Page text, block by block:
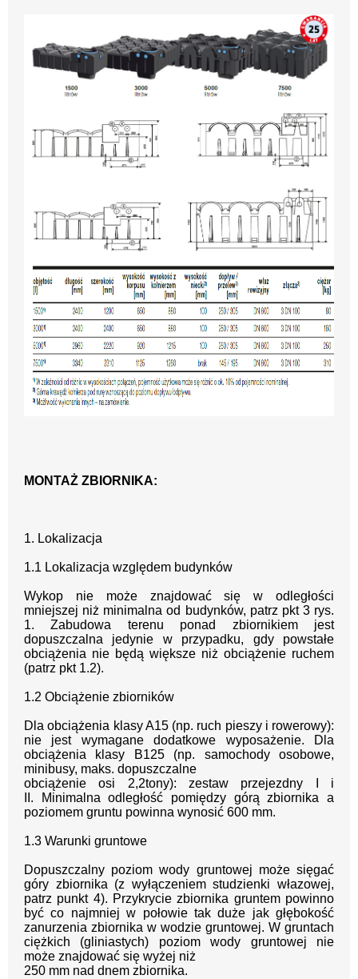
MONTAŻ ZBIORNIKA:
1. Lokalizacja
1.1 Lokalizacja względem budynków
Wykop nie może znajdować się w odległości
mniejszej niż minimalna od budynków, patrz pkt 3 rys.
1. Zabudowa terenu ponad zbiornikiem jest
dopuszczalna jedynie w przypadku, gdy powstałe
obciążenia nie będą większe niż obciążenie ruchem
(patrz pkt 1.2).
1.2 Obciążenie zbiorników
Dla obciążenia klasy A15 (np. ruch pieszy i rowerowy):
nie jest wymagane dodatkowe wyposażenie.
Dla
obciążenia
klasy B125 (np. samochody osobowe,
minibusy, maks. dopuszczalne
obciążenie osi 2,2tony): zestaw przejezdny
I i
II.
Minimalna odległość pomiędzy górązbiornika a
poziomem gruntu powinna wynosić 600 mm.
1.3 Warunki gruntowe
Dopuszczalny poziom wody gruntowej może sięgać
góry zbiornika (z wyłączeniemstudzienki włazowej,
patrz punkt 4). Przykrycie zbiornika gruntem powinno
być co najmniej w połowie tak duże jak głębokość
zanurzenia zbiornika w wodzie gruntowej. W gruntach
ciężkich (gliniastych)
poziom
wody gruntowej nie
może znajdować się wyżej niż
250 mm nad dnem zbiornika.